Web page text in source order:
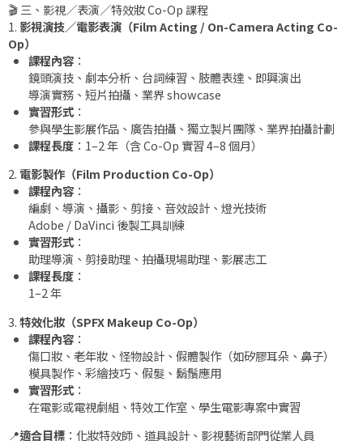
🎬 三、影視／表演／特效妝 Co-Op 課程
1. 影視演技／電影表演（Film Acting / On-Camera Acting Co-
Op）
課程內容 ：
鏡頭演技、劇本分析、台詞練習、肢體表達、即興演出
導演實務、短片拍攝、業界 showcase
實習形式 ：
參與學生影展作品、廣告拍攝、獨立製片團隊、業界拍攝計劃
課程長度 ：1–2 年（含 Co-Op 實習 4–8 個月）
2. 電影製作（Film Production Co-Op）
課程內容 ：
編劇、導演、攝影、剪接、音效設計、燈光技術
Adobe / DaVinci 後製工具訓練
實習形式 ：
助理導演、剪接助理、拍攝現場助理、影展志工
課程長度 ：
1–2 年
3.特效化妝（SPFX Makeup Co-Op）
課程內容 ：
傷口妝、老年妝、怪物設計、假體製作（如矽膠耳朵、鼻子）
模具製作、彩繪技巧、假髮、鬍鬚應用
實習形式 ：
在電影或電視劇組、特效工作室、學生電影專案中實習
📍適合目標 ：化妝特效師、道具設計、影視藝術部門從業人員